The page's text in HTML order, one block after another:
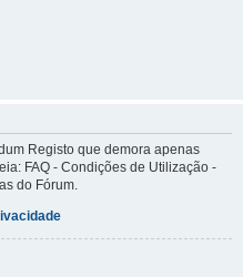
Registo que demora apenas
FAQ - Condições de Utilização -
do Fórum.